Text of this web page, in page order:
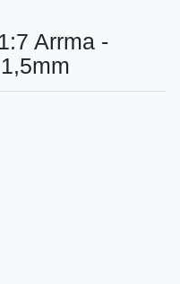
Arrma -